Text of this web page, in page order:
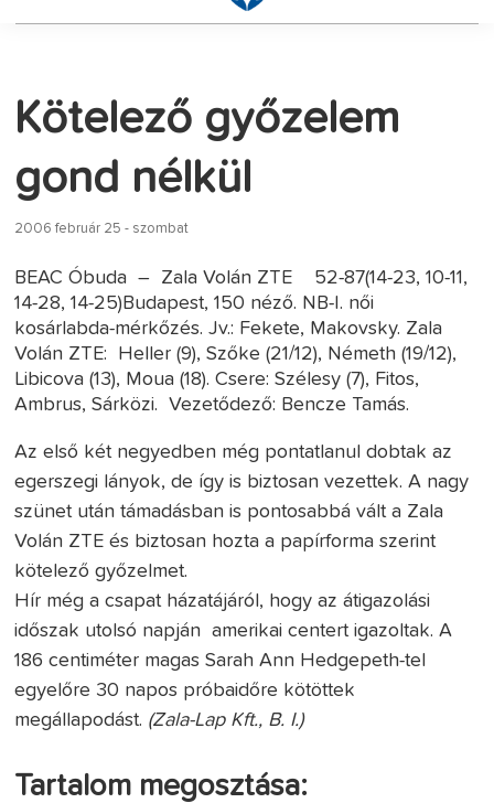
Kötelező győzelem
gond nélkül
2006 február 25 - szombat
BEAC Óbuda – Zala Volán ZTE 52-87(14-23, 10-11,
14-28, 14-25)Budapest, 150 néző. NB-I. női
kosárlabda-mérkőzés. Jv.: Fekete, Makovsky. Zala
Volán ZTE: Heller (9), Szőke (21/12), Németh (19/12),
Libicova (13), Moua (18). Csere: Szélesy (7), Fitos,
Ambrus, Sárközi. Vezetődező: Bencze Tamás.
Az első két negyedben még pontatlanul dobtak az
egerszegi lányok, de így is biztosan vezettek. A nagy
szünet után támadásban is pontosabbá vált a Zala
Volán ZTE és biztosan hozta a papírforma szerint
kötelező győzelmet.
Hír még a csapat házatájáról, hogy az átigazolási
időszak utolsó napján amerikai centert igazoltak. A
186 centiméter magas Sarah Ann Hedgepeth-tel
egyelőre 30 napos próbaidőre kötöttek
megállapodást. (Zala-Lap Kft., B. I.)
Tartalom megosztása: